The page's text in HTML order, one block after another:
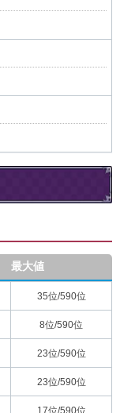
最大値
35位/590位
8位/590位
23位/590位
23位/590位
17位/590位